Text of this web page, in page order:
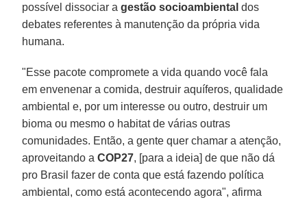
possível dissociar agestão socioambiental dos
debates referentes à manutenção da própria vida
humana.
"Esse pacote compromete a vida quando você fala
em envenenar a comida, destruir aquíferos, qualidade
ambiental e, por um interesse ou outro, destruir um
bioma ou mesmo o habitat de várias outras
comunidades. Então, a gente quer chamar a atenção,
aproveitando aCOP27, [para a ideia] de que não dá
pro Brasil fazer de conta que está fazendo política
ambiental, como está acontecendo agora", afirma